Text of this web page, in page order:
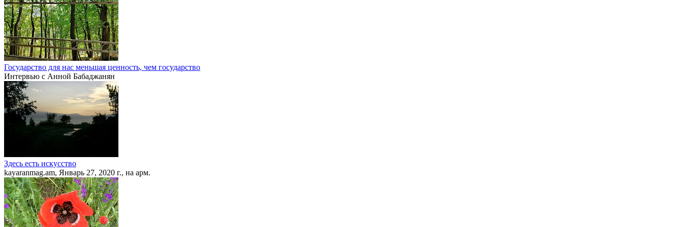
Государство для нас меньшая ценность, чем государство
Интервью с Анной Бабаджанян
Здесь есть искусство
kayaranmag.am, Январь 27, 2020 г., на арм.